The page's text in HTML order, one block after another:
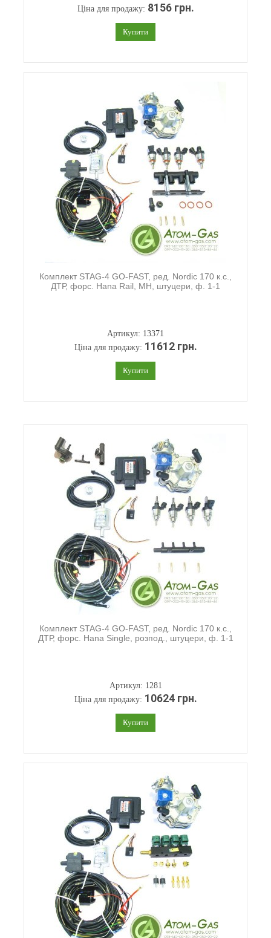
Ціна для продажу: 8156 грн.
Купити
Комплект STAG-4 GO-FAST, ред. Nordic 170 к.с.,
ДТР, форс. Hana Rail, МН, штуцери, ф. 1-1
Артикул: 13371
Ціна для продажу: 11612 грн.
Купити
Комплект STAG-4 GO-FAST, ред. Nordic 170 к.с.,
ДТР, форс. Hana Single, розпод., штуцери, ф. 1-1
Артикул: 1281
Ціна для продажу: 10624 грн.
Купити